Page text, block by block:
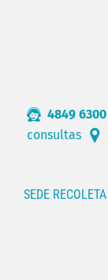
4849 6300
consultas
SEDE RECOLETA